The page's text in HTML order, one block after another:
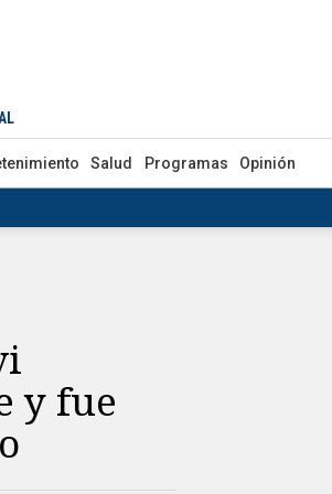
Salud Programas Opinión
y fue